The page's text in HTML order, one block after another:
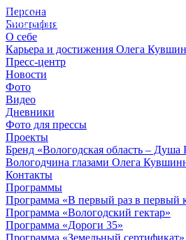
Персона
Биография
О себе
Карьера и достижения Олега
Пресс-центр
Новости
Фото
Видео
Дневники
Фото для прессы
Проекты
Бренд «Вологодская область – Душа
Вологодчина глазами Олега
Контакты
Программы
Программа «В первый раз в первый
Программа «Вологодский гектар»
Программа «Дороги 35»
Программа «Земельный сертификат»
© 2012 - 2023,
КУВШИННИКОВ О.А.